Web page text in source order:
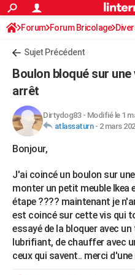
ACTUALITÉS
Politique
Société
Faits Divers
Education
Monde
Villes
+
Programme TV
Streaming
Cinéma
Sorties cinéma
Musique
FINANCE
Retraite
Impôts
Epargne
Immobilier
Risques naturels par ville
Banque
Assurance
Crédit
AUTO
Essais
Réserver un essai
Citadines
Berlines
SUV
Forum auto
HIGH-TECH
Forum
Aménagement intérieur
Extérieur
Cuisine
Salle de bains
Jardinage
Rangement
WEEK-END
Guides de France
Escapades
Patrimoine
Expositions
Musées
Week-end nature
+LIFESTYLE
Art de vivre
Bien-être
Loisirs
Mode
Modes de vie
SANTE
Alimentation
Guide de la santé
Maladies
Médicaments
Sommeil
Forum Forum Bricolage
Sujet Précédent
Boulon bloqué sur
arrêt
Dirtydog83- Modifié le 1
atlassaturn- 2 mars
Bonjour,
J'ai coincé un boulon sur
monter un petit meuble Ikea
étape ???? maintenant je
est coincé sur cette vis qui
essayé de la bloquer avec
lubrifiant, de chauffer avec
ceux qui savent.. merci